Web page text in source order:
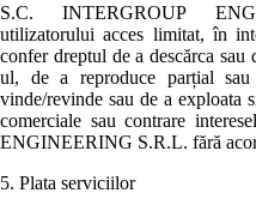
S.C. INTERGROUP
utilizatorului acces limitat, în
confer dreptul de a descărca
ul, de a reproduce parțial
vinde/revinde sau de a exploata
comerciale sau contrare
ENGINEERING S.R.L. fără
5. Plata serviciilor